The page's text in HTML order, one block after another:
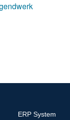
ERP System